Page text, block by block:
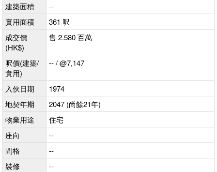
建築面積
--
實用面積
361 呎
成交價
(HK$)
售 2.580 百萬
呎價(建築/
實用)
-- / @7,147
入伙日期
1974
地契年期
2047 (尚餘21年)
物業用途
住宅
座向
--
間格
--
裝修
--